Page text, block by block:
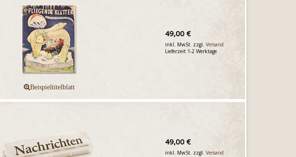
49,00 €
inkl. MwSt. zzgl.Versand
Lieferzeit 1-2 Werktage
49,00 €
inkl. MwSt. zzgl.Versand